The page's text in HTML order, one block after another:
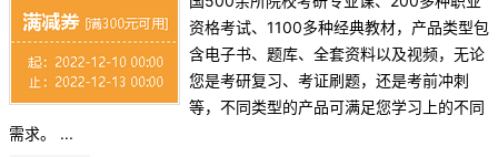
资格考试、1100多种经典教材，产品类型包
含电子书、题库、全套资料以及视频，无论
您是考研复习、考证刷题，还是考前冲刺
等，不同类型的产品可满足您学习上的不同
需求。 ...